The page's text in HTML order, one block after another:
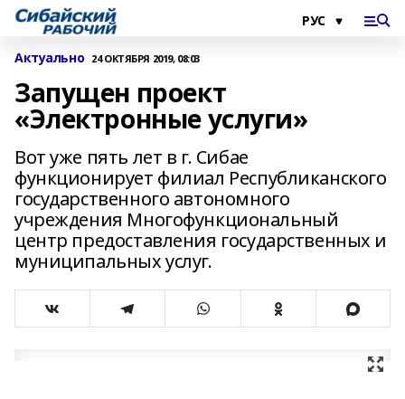
Актуально 24 ОКТЯБРЯ 2019, 08:03
Запущен проект
«Электронные услуги»
Вот уже пять лет в г. Сибае
функционирует филиал Республиканского
государственного автономного
учреждения Многофункциональный
центр предоставления государственных и
муниципальных услуг.